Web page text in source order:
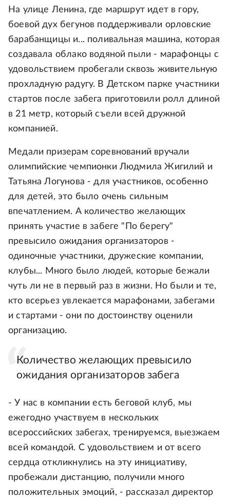
На улице Ленина, где маршрут идет в гору,
боевой дух бегунов поддерживали орловские
барабанщицы и... поливальная машина, которая
создавала облако водяной пыли - марафонцы с
удовольствием пробегали сквозь живительную
прохладную радугу. В Детском парке участники
стартов после забега приготовили ролл длиной
в 21 метр, который съели всей дружной
компанией.
Медали призерам соревнований вручали
олимпийские чемпионки Людмила Жигилий и
Татьяна Логунова - для участников, особенно
для детей, это было очень сильным
впечатлением. А количество желающих
принять участие в забеге "По берегу"
превысило ожидания организаторов -
одиночные участники, дружеские компании,
клубы... Много было людей, которые бежали
чуть ли не в первый раз в жизни. Но были и те,
кто всерьез увлекается марафонами, забегами
и стартами - они по достоинству оценили
организацию.
Количество желающих превысило
ожидания организаторов забега
- У нас в компании есть беговой клуб, мы
ежегодно участвуем в нескольких
всероссийских забегах, тренируемся, выезжаем
всей командой. С удовольствием и от всего
сердца откликнулись на эту инициативу,
пробежали дистанцию, получили много
положительных эмоций, - рассказал директор